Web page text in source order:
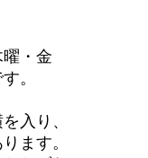
・金
。
入り、
ます。